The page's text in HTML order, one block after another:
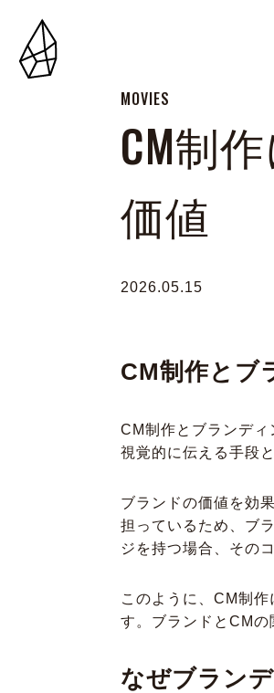
MOVIES
CM制
価値
2026.05.15
CM制作とブ
CM制作とブランデ
視覚的に伝える手段
ブランドの価値を効
担っているため、ブ
ジを持つ場合、その
このように、CM制
す。ブランドとCMの
なぜブラン